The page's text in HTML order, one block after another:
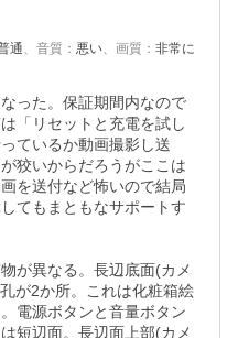
通、 音質 ： 悪い、 画質 ： 非常に
った。保証期間内なので
「リセットと充電を試し
ているか動画撮影し送
狡いからだろうがここは
を送付など怖いので結局
てもまともなサポートす
が異なる。長辺底面(カメ
が2か所。これは化粧箱絵
電源ボタンと音量ボタン
短辺面。長辺面上部(カメ